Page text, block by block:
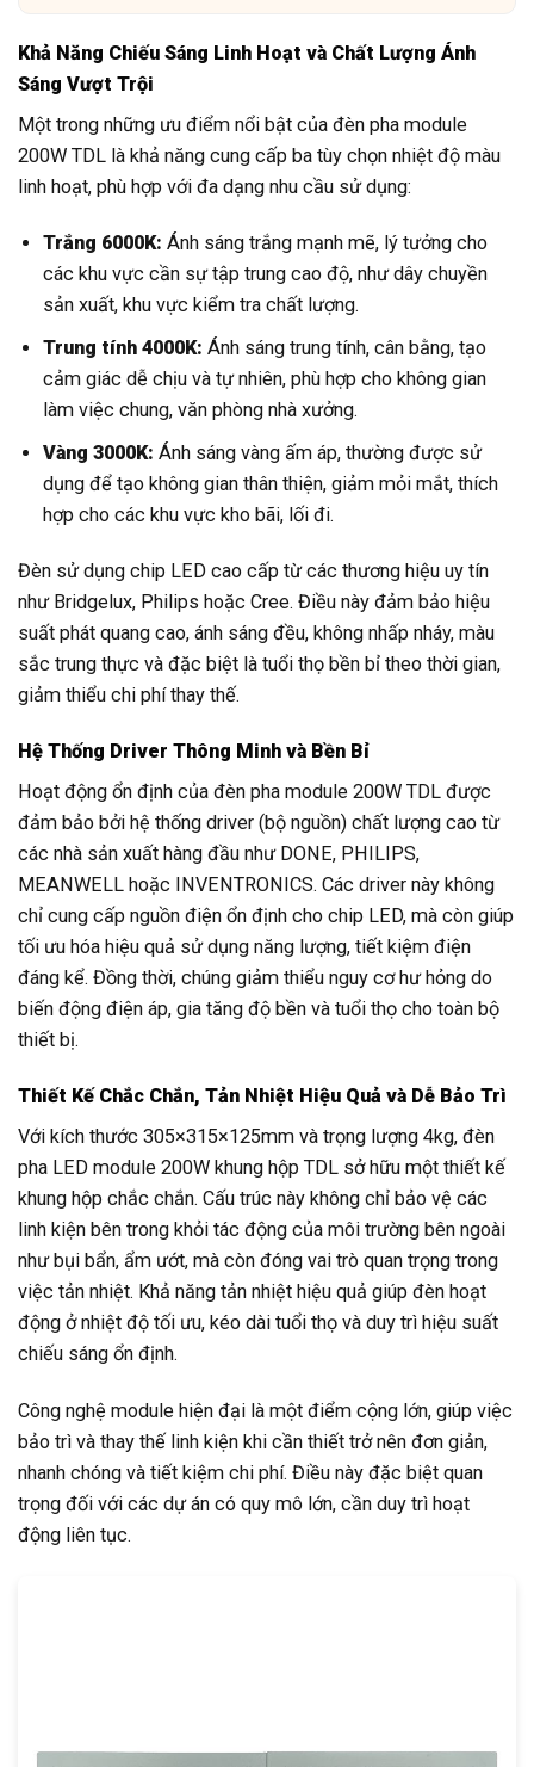
Khả Năng Chiếu Sáng Linh Hoạt và Chất Lượng Ánh
Sáng Vượt Trội
Một trong những ưu điểm nổi bật của đèn pha module
200W TDL là khả năng cung cấp ba tùy chọn nhiệt độ màu
linh hoạt, phù hợp với đa dạng nhu cầu sử dụng:
Trắng 6000K: Ánh sáng trắng mạnh mẽ, lý tưởng cho
các khu vực cần sự tập trung cao độ, như dây chuyền
sản xuất, khu vực kiểm tra chất lượng.
Trung tính 4000K: Ánh sáng trung tính, cân bằng, tạo
cảm giác dễ chịu và tự nhiên, phù hợp cho không gian
làm việc chung, văn phòng nhà xưởng.
Vàng 3000K: Ánh sáng vàng ấm áp, thường được sử
dụng để tạo không gian thân thiện, giảm mỏi mắt, thích
hợp cho các khu vực kho bãi, lối đi.
Đèn sử dụng chip LED cao cấp từ các thương hiệu uy tín
như Bridgelux, Philips hoặc Cree. Điều này đảm bảo hiệu
suất phát quang cao, ánh sáng đều, không nhấp nháy, màu
sắc trung thực và đặc biệt là tuổi thọ bền bỉ theo thời gian,
giảm thiểu chi phí thay thế.
Hệ Thống Driver Thông Minh và Bền Bỉ
Hoạt động ổn định của đèn pha module 200W TDL được
đảm bảo bởi hệ thống driver (bộ nguồn) chất lượng cao từ
các nhà sản xuất hàng đầu như DONE, PHILIPS,
MEANWELL hoặc INVENTRONICS. Các driver này không
chỉ cung cấp nguồn điện ổn định cho chip LED, mà còn giúp
tối ưu hóa hiệu quả sử dụng năng lượng, tiết kiệm điện
đáng kể. Đồng thời, chúng giảm thiểu nguy cơ hư hỏng do
biến động điện áp, gia tăng độ bền và tuổi thọ cho toàn bộ
thiết bị.
Thiết Kế Chắc Chắn, Tản Nhiệt Hiệu Quả và Dễ Bảo Trì
Với kích thước 305×315×125mm và trọng lượng 4kg, đèn
pha LED module 200W khung hộp TDL sở hữu một thiết kế
khung hộp chắc chắn. Cấu trúc này không chỉ bảo vệ các
linh kiện bên trong khỏi tác động của môi trường bên ngoài
như bụi bẩn, ẩm ướt, mà còn đóng vai trò quan trọng trong
việc tản nhiệt. Khả năng tản nhiệt hiệu quả giúp đèn hoạt
động ở nhiệt độ tối ưu, kéo dài tuổi thọ và duy trì hiệu suất
chiếu sáng ổn định.
Công nghệ module hiện đại là một điểm cộng lớn, giúp việc
bảo trì và thay thế linh kiện khi cần thiết trở nên đơn giản,
nhanh chóng và tiết kiệm chi phí. Điều này đặc biệt quan
trọng đối với các dự án có quy mô lớn, cần duy trì hoạt
động liên tục.